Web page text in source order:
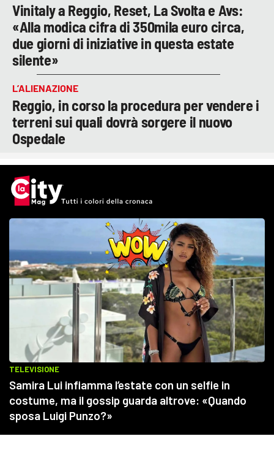
Vinitaly a Reggio, Reset, La Svolta e Avs:
«Alla modica cifra di 350mila euro circa,
due giorni di iniziative in questa estate
silente»
L’ALIENAZIONE
Reggio, in corso la procedura per vendere i
terreni sui quali dovrà sorgere il nuovo
Ospedale